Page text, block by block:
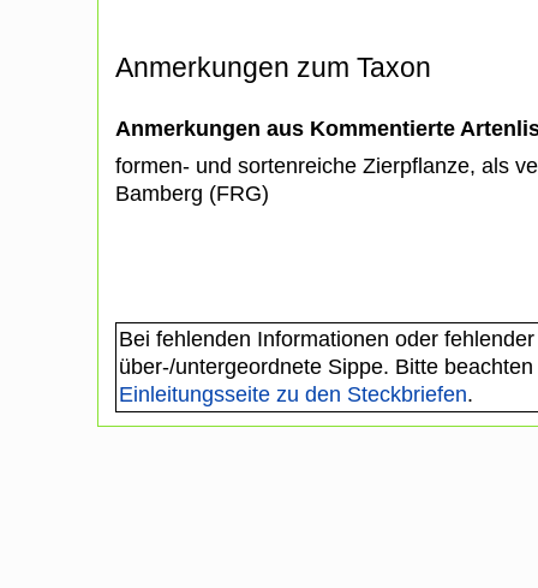
Anmerkungen zum Taxon
Anmerkungen aus Kommentierte
formen- und sortenreiche Zierpflanze, als
Bamberg (FRG)
Bei fehlenden Informationen oder
über-/untergeordnete Sippe. Bitte
Einleitungsseite zu den Steckbriefen.